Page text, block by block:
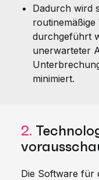
Dadurch wird
durchgeführt
unerwarteter
minimiert.
2.
Die Software für